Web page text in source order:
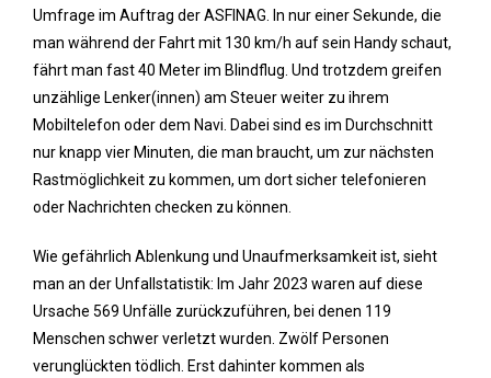
Umfrage im Auftrag der ASFINAG. In nur einer Sekunde, die
man während der Fahrt mit 130 km/h auf sein Handy schaut,
fährt man fast 40 Meter im Blindflug. Und trotzdem greifen
unzählige Lenker(innen) am Steuer weiter zu ihrem
Mobiltelefon oder dem Navi. Dabei sind es im Durchschnitt
nur knapp vier Minuten, die man braucht, um zur nächsten
Rastmöglichkeit zu kommen, um dort sicher telefonieren
oder Nachrichten checken zu können.
Wie gefährlich Ablenkung und Unaufmerksamkeit ist, sieht
man an der Unfallstatistik: Im Jahr 2023 waren auf diese
Ursache 569 Unfälle zurückzuführen, bei denen 119
Menschen schwer verletzt wurden. Zwölf Personen
verunglückten tödlich. Erst dahinter kommen als